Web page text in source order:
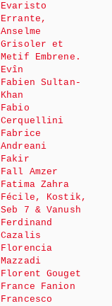
Evaristo
Errante,
Anselme
Grisoler et
Metif Embrene.
Evîn
Fabien Sultan-
Khan
Fabio
Cerquellini
Fabrice
Andreani
Fakir
Fall Amzer
Fatima Zahra
Fécile, Kostik,
Seb 7 & Vanush
Ferdinand
Cazalis
Florencia
Mazzadi
Florent Gouget
France Fanion
Francesco